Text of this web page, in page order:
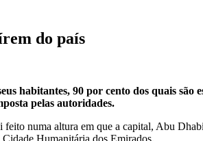
do país
habitantes, 90 por cento dos quais
pelas autoridades.
numa altura em que a capital, Abu
Humanitária dos Emirados.